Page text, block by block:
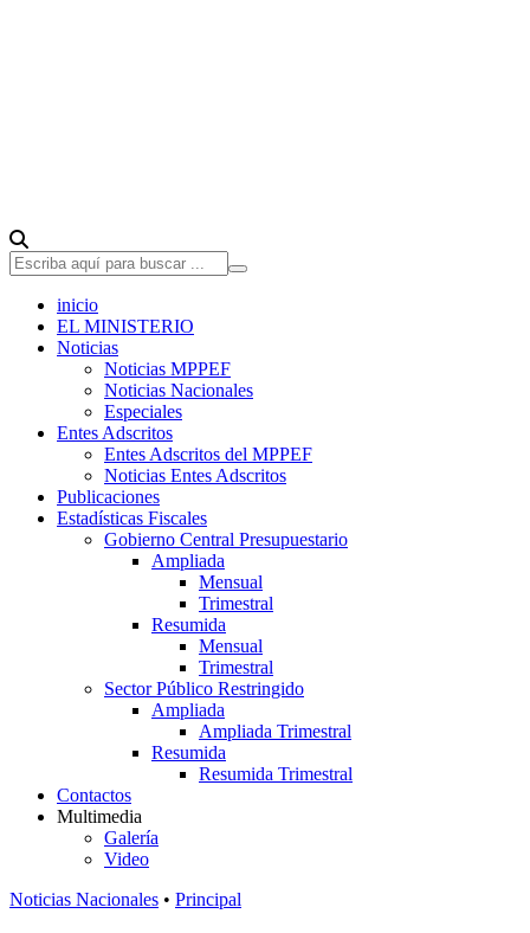
inicio
EL MINISTERIO
Noticias
Noticias MPPEF
Noticias Nacionales
Especiales
Entes Adscritos
Entes Adscritos del MPPEF
Noticias Entes Adscritos
Publicaciones
Estadísticas Fiscales
Gobierno Central Presupuestario
Ampliada
Mensual
Trimestral
Resumida
Mensual
Trimestral
Sector Público Restringido
Ampliada
Ampliada Trimestral
Resumida
Resumida Trimestral
Contactos
Multimedia
Galería
Video
Noticias Nacionales • Principal